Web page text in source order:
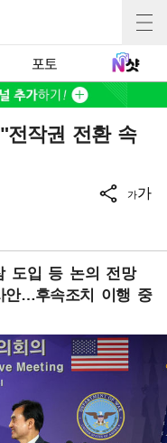
포토
작권 전환 속
가가
도입 등 논의 전망
안…후속조치 이행 중